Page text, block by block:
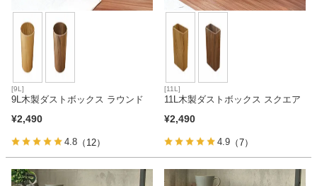
[9L]
9L木製ダストボックス ラウンド
¥2,490
4.8 （12）
[11L]
11L木製ダストボックス スクエア
¥2,490
4.9 （7）